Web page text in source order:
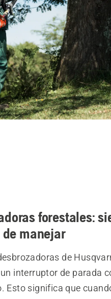
forestales:
manejar
de
interruptor de parada
Esto significa que